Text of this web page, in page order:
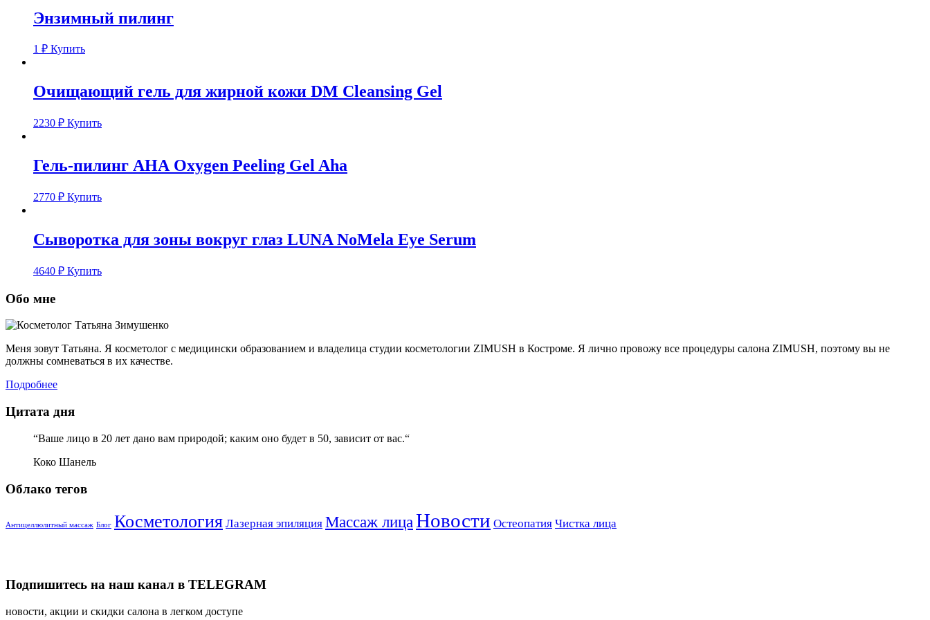
Энзимный пилинг
1 ₽ Купить
Очищающий гель для жирной кожи DM Cleansing Gel
2230 ₽ Купить
Гель-пилинг АНА Oxygen Peeling Gel Aha
2770 ₽ Купить
Сыворотка для зоны вокруг глаз LUNA NoMela Eye Serum
4640 ₽ Купить
Обо мне
Меня зовут Татьяна. Я косметолог с медицински образованием и владелица студии косметологии ZIMUSH в Костроме. Я лично провожу все процедуры салона ZIMUSH, поэтому вы не
должны сомневаться в их качестве.
Подробнее
Цитата дня
“Ваше лицо в 20 лет дано вам природой; каким оно будет в 50, зависит от вас.“
Коко Шанель
Облако тегов
Антицеллюлитный массаж Блог Косметология Лазерная эпиляция Массаж лицаНовости Остеопатия Чистка лица
Подпишитесь на наш канал в TELEGRAM
новости, акции и скидки салона в легком доступе